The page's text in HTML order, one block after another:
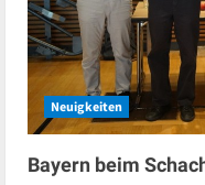
Neuigkeiten
Bayern beim